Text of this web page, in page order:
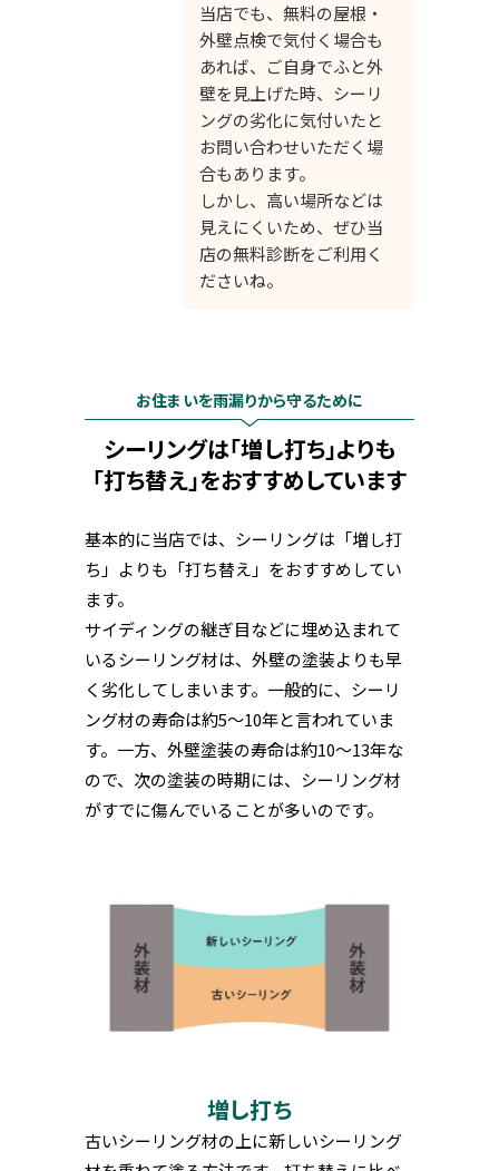
当店でも、無料の屋根・
外壁点検で気付く場合も
あれば、ご自身でふと外
壁を見上げた時、シーリ
ングの劣化に気付いたと
お問い合わせいただく場
合もあります。
しかし、高い場所などは
見えにくいため、ぜひ当
店の無料診断をご利用く
ださいね。
お住まいを雨漏りから守るために
シーリングは「増し打ち」よりも
「打ち替え」をおすすめしています
基本的に当店では、シーリングは「増し打
ち」よりも「打ち替え」をおすすめしてい
ます。
サイディングの継ぎ目などに埋め込まれて
いるシーリング材は、外壁の塗装よりも早
く劣化してしまいます。一般的に、シーリ
ング材の寿命は約5～10年と言われていま
す。一方、外壁塗装の寿命は約10～13年な
ので、次の塗装の時期には、シーリング材
がすでに傷んでいることが多いのです。
増し打ち
古いシーリング材の上に新しいシーリング